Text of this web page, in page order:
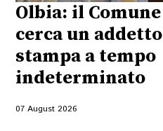
Olbia: il Comune
cerca un addetto
stampa a tempo
indeterminato
07 August 2026